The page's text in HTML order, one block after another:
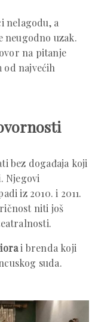
nelagodu, a
neugodno uzak.
na pitanje
od najvećih
bez događaja koji
Njegovi
iz 2010. i 2011.
niti još
i brenda koji
suda.